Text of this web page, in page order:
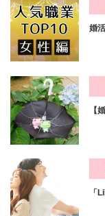
婚
【
「